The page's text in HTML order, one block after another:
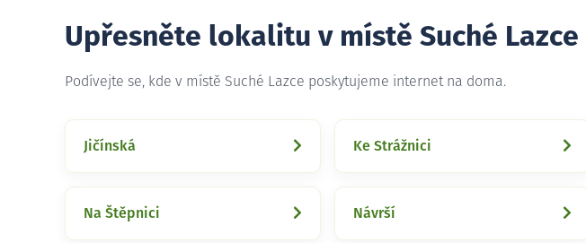
Upřesněte lokalitu v místě Suché Lazce
Podívejte se, kde v místě Suché Lazce poskytujeme internet na doma.
Jičínská Ke Strážnici
Na Štěpnici Návrší